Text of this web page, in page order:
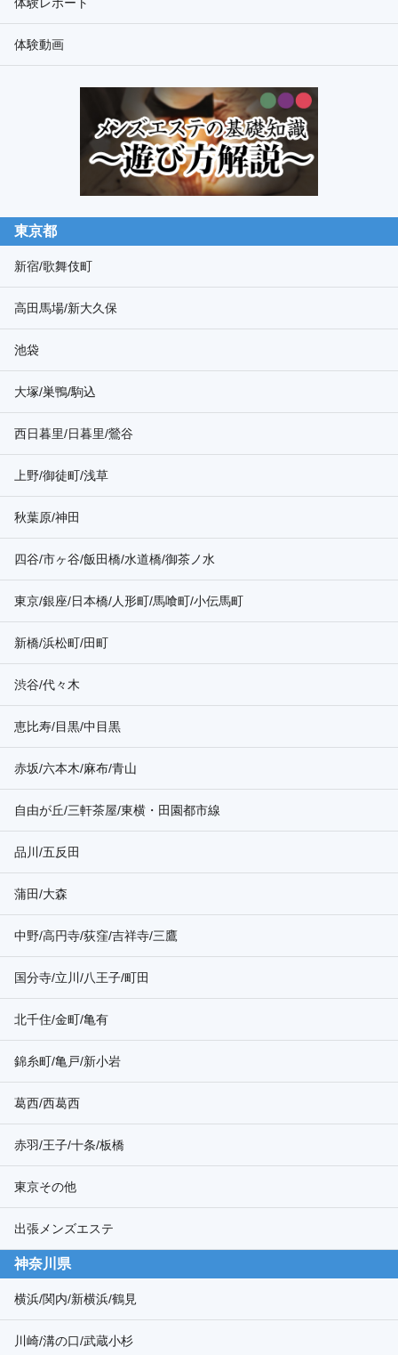
検
索
体験動画
東京都
新宿/歌舞伎町
高田馬場/新大久保
池袋
大塚/巣鴨/駒込
西日暮里/日暮里/鶯谷
上野/御徒町/浅草
秋葉原/神田
四谷/市ヶ谷/飯田橋/水道橋/御茶ノ水
東京/銀座/日本橋/人形町/馬喰町/小伝馬町
新橋/浜松町/田町
渋谷/代々木
恵比寿/目黒/中目黒
赤坂/六本木/麻布/青山
自由が丘/三軒茶屋/東横・田園都市線
品川/五反田
蒲田/大森
中野/高円寺/荻窪/吉祥寺/三鷹
国分寺/立川/八王子/町田
北千住/金町/亀有
錦糸町/亀戸/新小岩
葛西/西葛西
赤羽/王子/十条/板橋
東京その他
出張メンズエステ
神奈川県
横浜/関内/新横浜/鶴見
川崎/溝の口/武蔵小杉